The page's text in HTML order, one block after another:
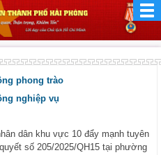
phong trào
nghiệp vụ
dân khu vực 10 đẩy mạnh tuyên
số 205/2025/QH15 tại phường